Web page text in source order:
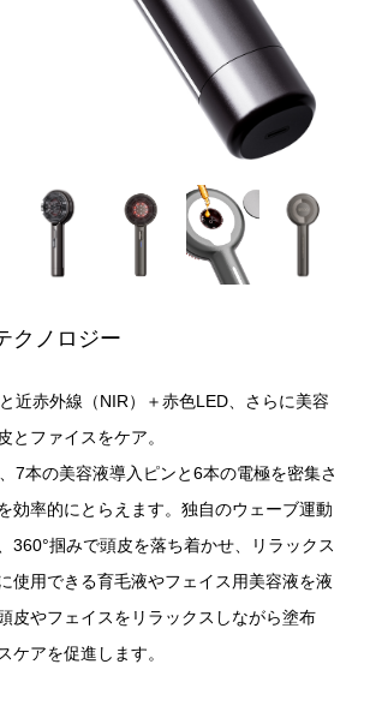
クノロジー
近赤外線（NIR）＋赤色LED、さらに美容
とファイスをケア。
7本の美容液導入ピンと6本の電極を密集さ
効率的にとらえます。独自のウェーブ運動
360°掴みで頭皮を落ち着かせ、リラックス
使用できる育毛液やフェイス用美容液を液
皮やフェイスをリラックスしながら塗布
ケアを促進します。